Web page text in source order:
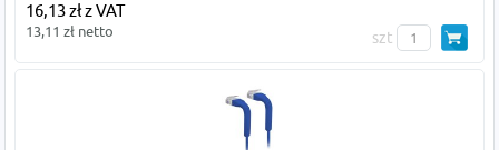
16,13 zł z VAT
13,11 zł netto szt